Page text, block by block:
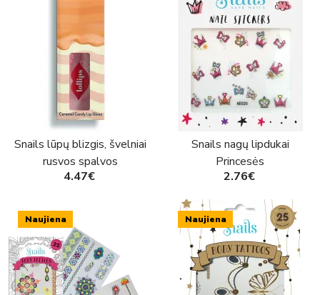
Snails lūpų blizgis, švelniai
rusvos spalvos
4.47€
Snails nagų lipdukai
Princesės
2.76€
Naujiena Naujiena